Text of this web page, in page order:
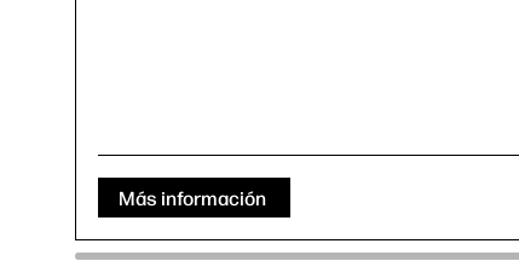
Más información